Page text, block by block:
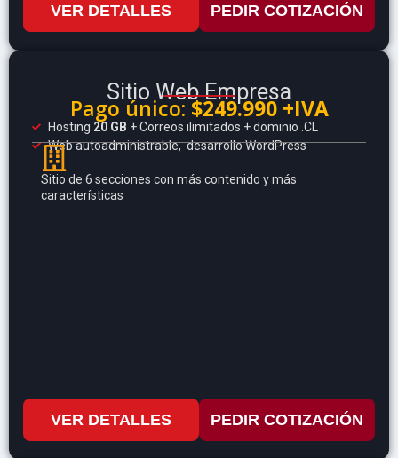
VER DETALLES PEDIR COTIZACIÓN
Sitio Web Empresa
Pago único:$249.990 +IVA
Hosting 20 GB + Correos ilimitados + dominio .CL
Web autoadministrable, desarrollo WordPress
Sitio de 6 secciones con más contenido y más
características
VER DETALLES PEDIR COTIZACIÓN